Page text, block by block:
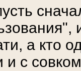
а кто
и с